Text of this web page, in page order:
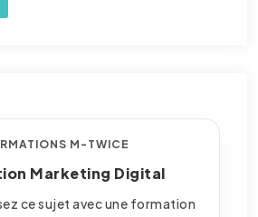
M-TWICE
Marketing Digital
ce sujet avec une formation